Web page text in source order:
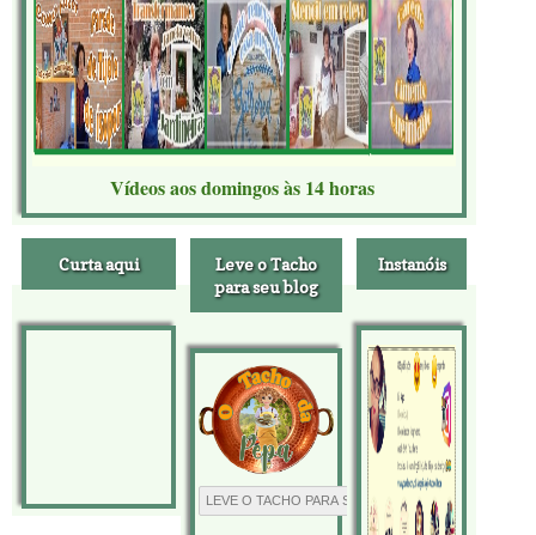
Vídeos aos domingos às 14 horas
Curta aqui
Leve o Tacho
para seu blog
Instanóis